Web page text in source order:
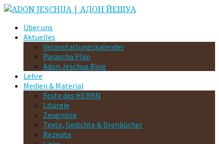
Über uns
Aktuelles
Veranstaltungskalender
Parascha Plan
Adon Jeschua Blog
Lehre
Medien & Material
Feste des HERRN
Liturgie
Zeugnisse
Texte, Gedichte & Drehbücher
Rezepte